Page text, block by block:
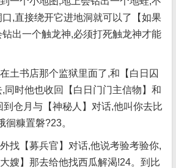
,直接绕开它进地洞就可以了【如果
出一个触龙神,必须打死触龙神才能
土书店那个监狱里面了,和【白日囚
同时他也收回【白日门门主信物】和
到仓月与【神秘人】对话,他叫你去比
糠置磐?23。
找【募兵官】对话,他说考验考验你,
嫂】那去给他找西瓜解渴!24。到比